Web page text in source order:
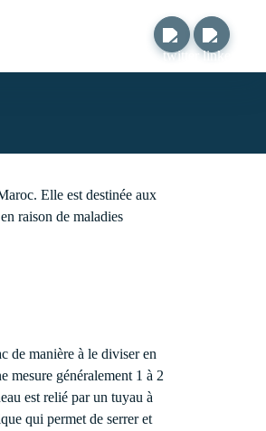
Elle est destinée aux
raison de maladies
de manière à le diviser en
mesure généralement 1 à 2
est relié par un tuyau à
qui permet de serrer et